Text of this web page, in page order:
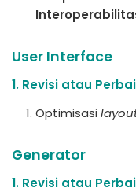
User Interface
1. Revisi atau
Optimisasi
Generator
1. Revisi atau